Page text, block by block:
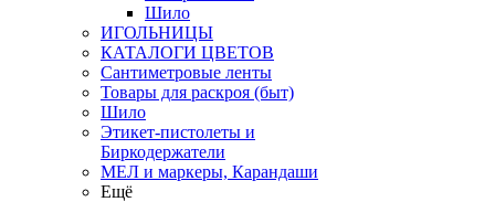
Шило
ИГОЛЬНИЦЫ
КАТАЛОГИ ЦВЕТОВ
Сантиметровые ленты
Товары для раскроя (быт)
Шило
Этикет-пистолеты и
Биркодержатели
МЕЛ и маркеры, Карандаши
Ещё